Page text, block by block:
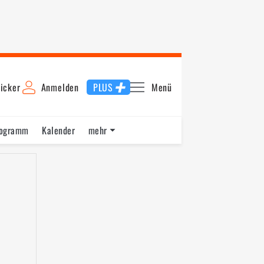
Anmelden PLUS Menü
Kalender
mehr